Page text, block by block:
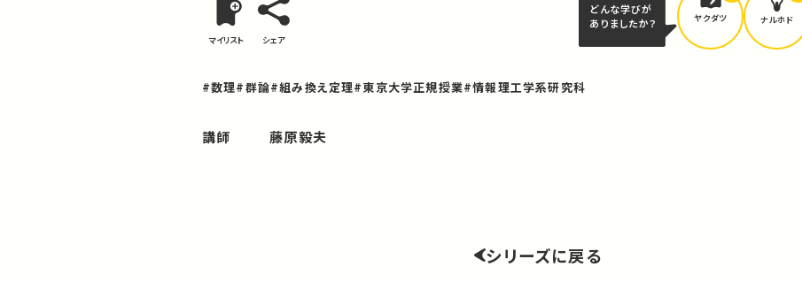
マイリスト シェア
どんな学びが
ありましたか？
ヤクダツ ナルホド
#数理#群論#組み換え定理#東京大学正規授業#情報理工学系研究科
講師 藤原毅夫
シリーズに戻る